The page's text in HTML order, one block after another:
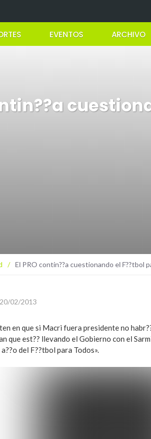
EVENTOS ARCHIVO
/ El PRO contin??a cuestionando el F??tbol
20/02/2013
en que si Macri fuera presidente no
que est?? llevando el Gobierno con el
del F??tbol para Todos».